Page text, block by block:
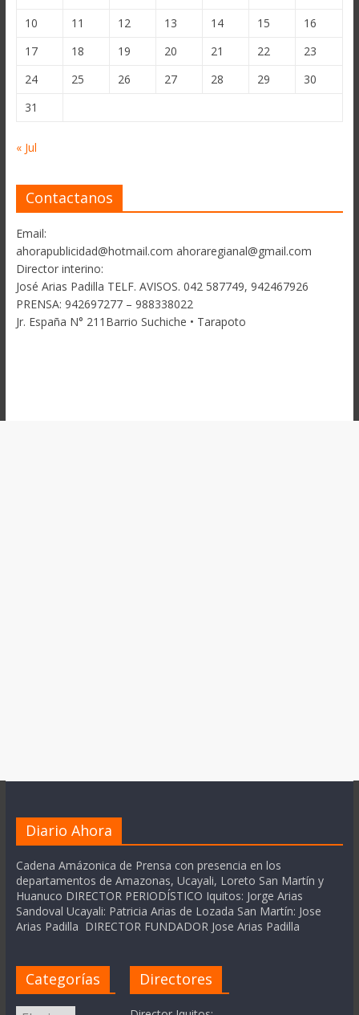
10
11 12 13 14 15
16
17
18 19 20 21 22
23
24
25 26 27 28 29
30
31
« Jul
Contactanos
Email:
ahorapublicidad@hotmail.com ahoraregianal@gmail.com
Director interino:
José Arias Padilla TELF. AVISOS. 042 587749, 942467926
PRENSA: 942697277 – 988338022
Jr. España N° 211Barrio Suchiche • Tarapoto
Diario Ahora
Cadena Amázonica de Prensa con presencia en los
departamentos de Amazonas, Ucayali, Loreto San Martín y
Huanuco DIRECTOR PERIODÍSTICO Iquitos: Jorge Arias
Sandoval Ucayali: Patricia Arias de Lozada San Martín: Jose
Arias Padilla DIRECTOR FUNDADOR Jose Arias Padilla
Categorías Directores